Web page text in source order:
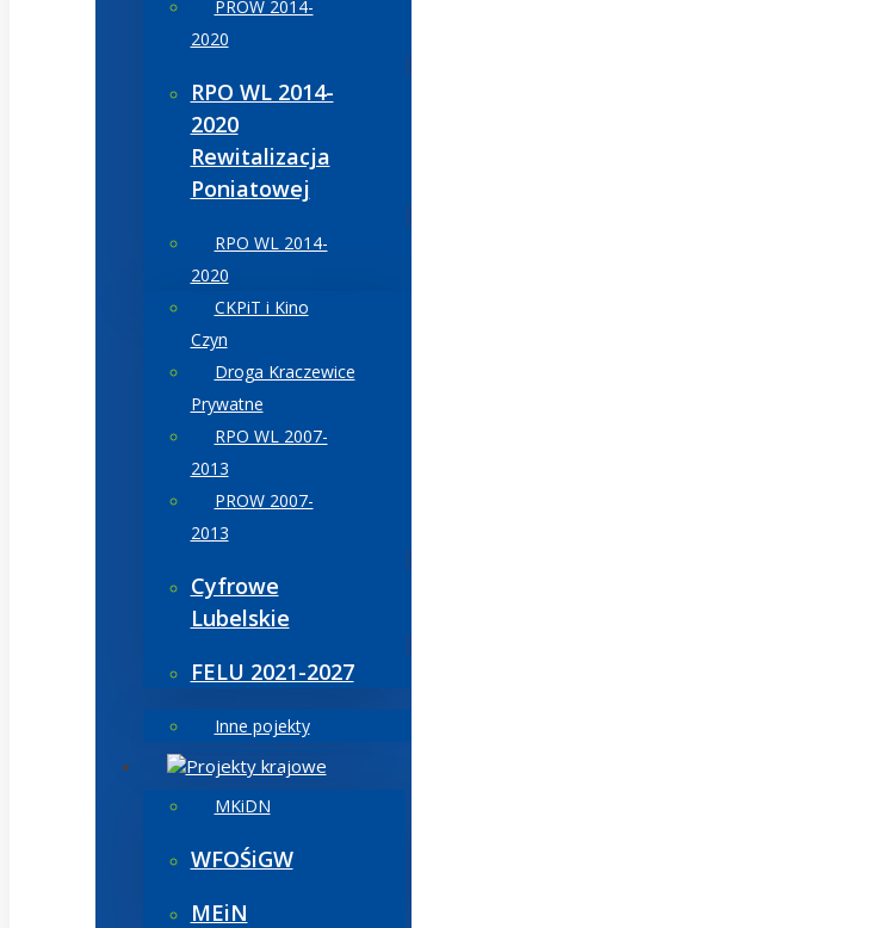
PROW 2014-
2020
RPO WL 2014-
2020
Rewitalizacja
Poniatowej
RPO WL 2014-
2020
CKPiT i Kino
Czyn
Droga Kraczewice
Prywatne
RPO WL 2007-
2013
PROW 2007-
2013
Cyfrowe
Lubelskie
FELU 2021-2027
Inne pojekty
Projekty krajowe
MKiDN
WFOŚiGW
MEiN